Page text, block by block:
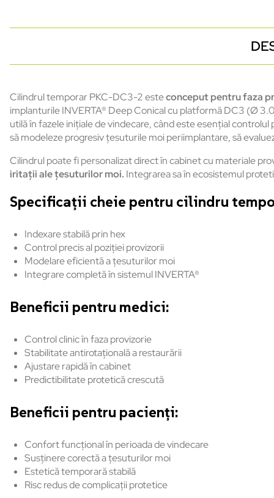
Cilindrul temporar PKC-DC3-2 esteconceput pentru faza
implanturile INVERTA® Deep Conical cu platformă DC3 (Ø
utilă în fazele inițiale de vindecare, când este esențial
să modeleze progresiv țesuturile moi periimplantare, să
Cilindrul poate fi personalizat direct în cabinet cu materiale
iritații ale țesuturilor moi. Integrarea sa în ecosistemul
Specificații cheie pentru cilindru
Indexare stabilă prin hex
Control precis al poziției provizorii
Modelare eficientă a țesuturilor moi
Integrare completă în sistemul INVERTA®
Beneficii pentru medici:
Control clinic în faza provizorie
Stabilitate antirotațională a restaurării
Ajustare rapidă în cabinet
Predictibilitate protetică crescută
Beneficii pentru pacienți:
Confort funcțional în perioada de vindecare
Susținere corectă a țesuturilor moi
Estetică temporară stabilă
Risc redus de complicații protetice